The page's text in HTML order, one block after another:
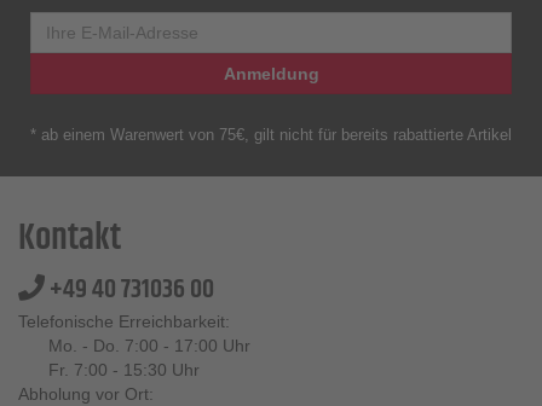
Anmeldung
* ab einem Warenwert von 75€, gilt nicht für bereits rabattierte Artikel
Kontakt
+49 40 731036 00
Telefonische Erreichbarkeit:
Mo. - Do. 7:00 - 17:00 Uhr
Fr. 7:00 - 15:30 Uhr
Abholung vor Ort: